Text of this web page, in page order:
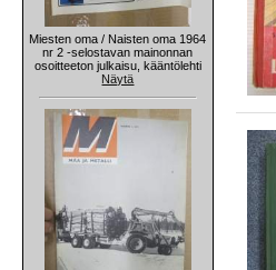
Miesten oma / Naisten oma 1964
nr 2 -selostavan mainonnan
osoitteeton julkaisu, kääntölehti
Näytä